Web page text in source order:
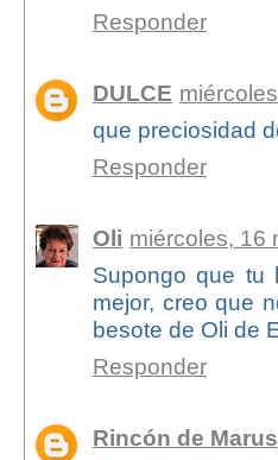
Responder
DULCE
que preciosidad
Responder
Oli miércoles, 16
Supongo que tu
mejor, creo que
besote de Oli de
Responder
Rincón de Marus